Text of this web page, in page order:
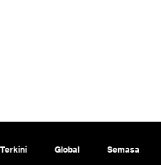
Terkini Global Semasa